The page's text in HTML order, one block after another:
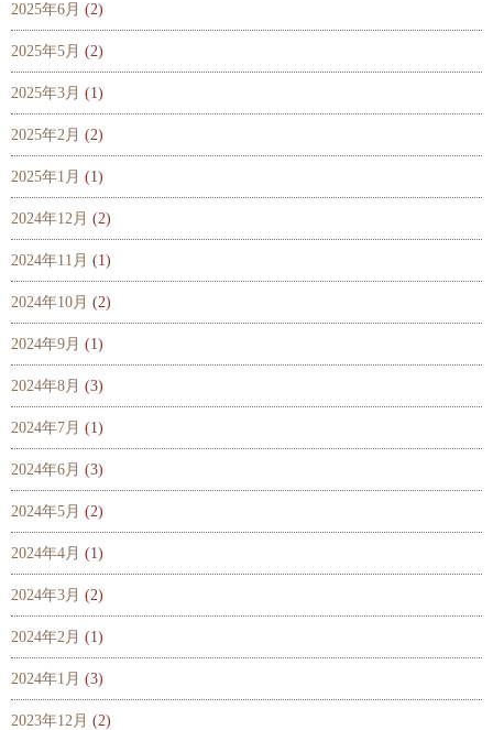
2025年6月 (2)
2025年5月 (2)
2025年3月 (1)
2025年2月 (2)
2025年1月 (1)
2024年12月 (2)
2024年11月 (1)
2024年10月 (2)
2024年9月 (1)
2024年8月 (3)
2024年7月 (1)
2024年6月 (3)
2024年5月 (2)
2024年4月 (1)
2024年3月 (2)
2024年2月 (1)
2024年1月 (3)
2023年12月 (2)